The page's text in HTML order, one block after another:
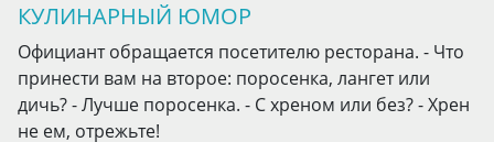
КУЛИНАРНЫЙ ЮМОР
Официант обращается посетителю ресторана. - Что
принести вам на второе: поросенка, лангет или
дичь? - Лучше поросенка. - С хреном или без? - Хрен
не ем, отрежьте!